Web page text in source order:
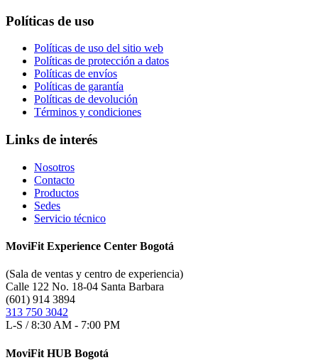
Políticas de uso
Políticas de uso del sitio web
Políticas de protección a datos
Políticas de envíos
Políticas de garantía
Políticas de devolución
Términos y condiciones
Links de interés
Nosotros
Contacto
Productos
Sedes
Servicio técnico
MoviFit Experience Center Bogotá
(Sala de ventas y centro de experiencia)
Calle 122 No. 18-04 Santa Barbara
(601) 914 3894
313 750 3042
L-S / 8:30 AM - 7:00 PM
MoviFit HUB Bogotá